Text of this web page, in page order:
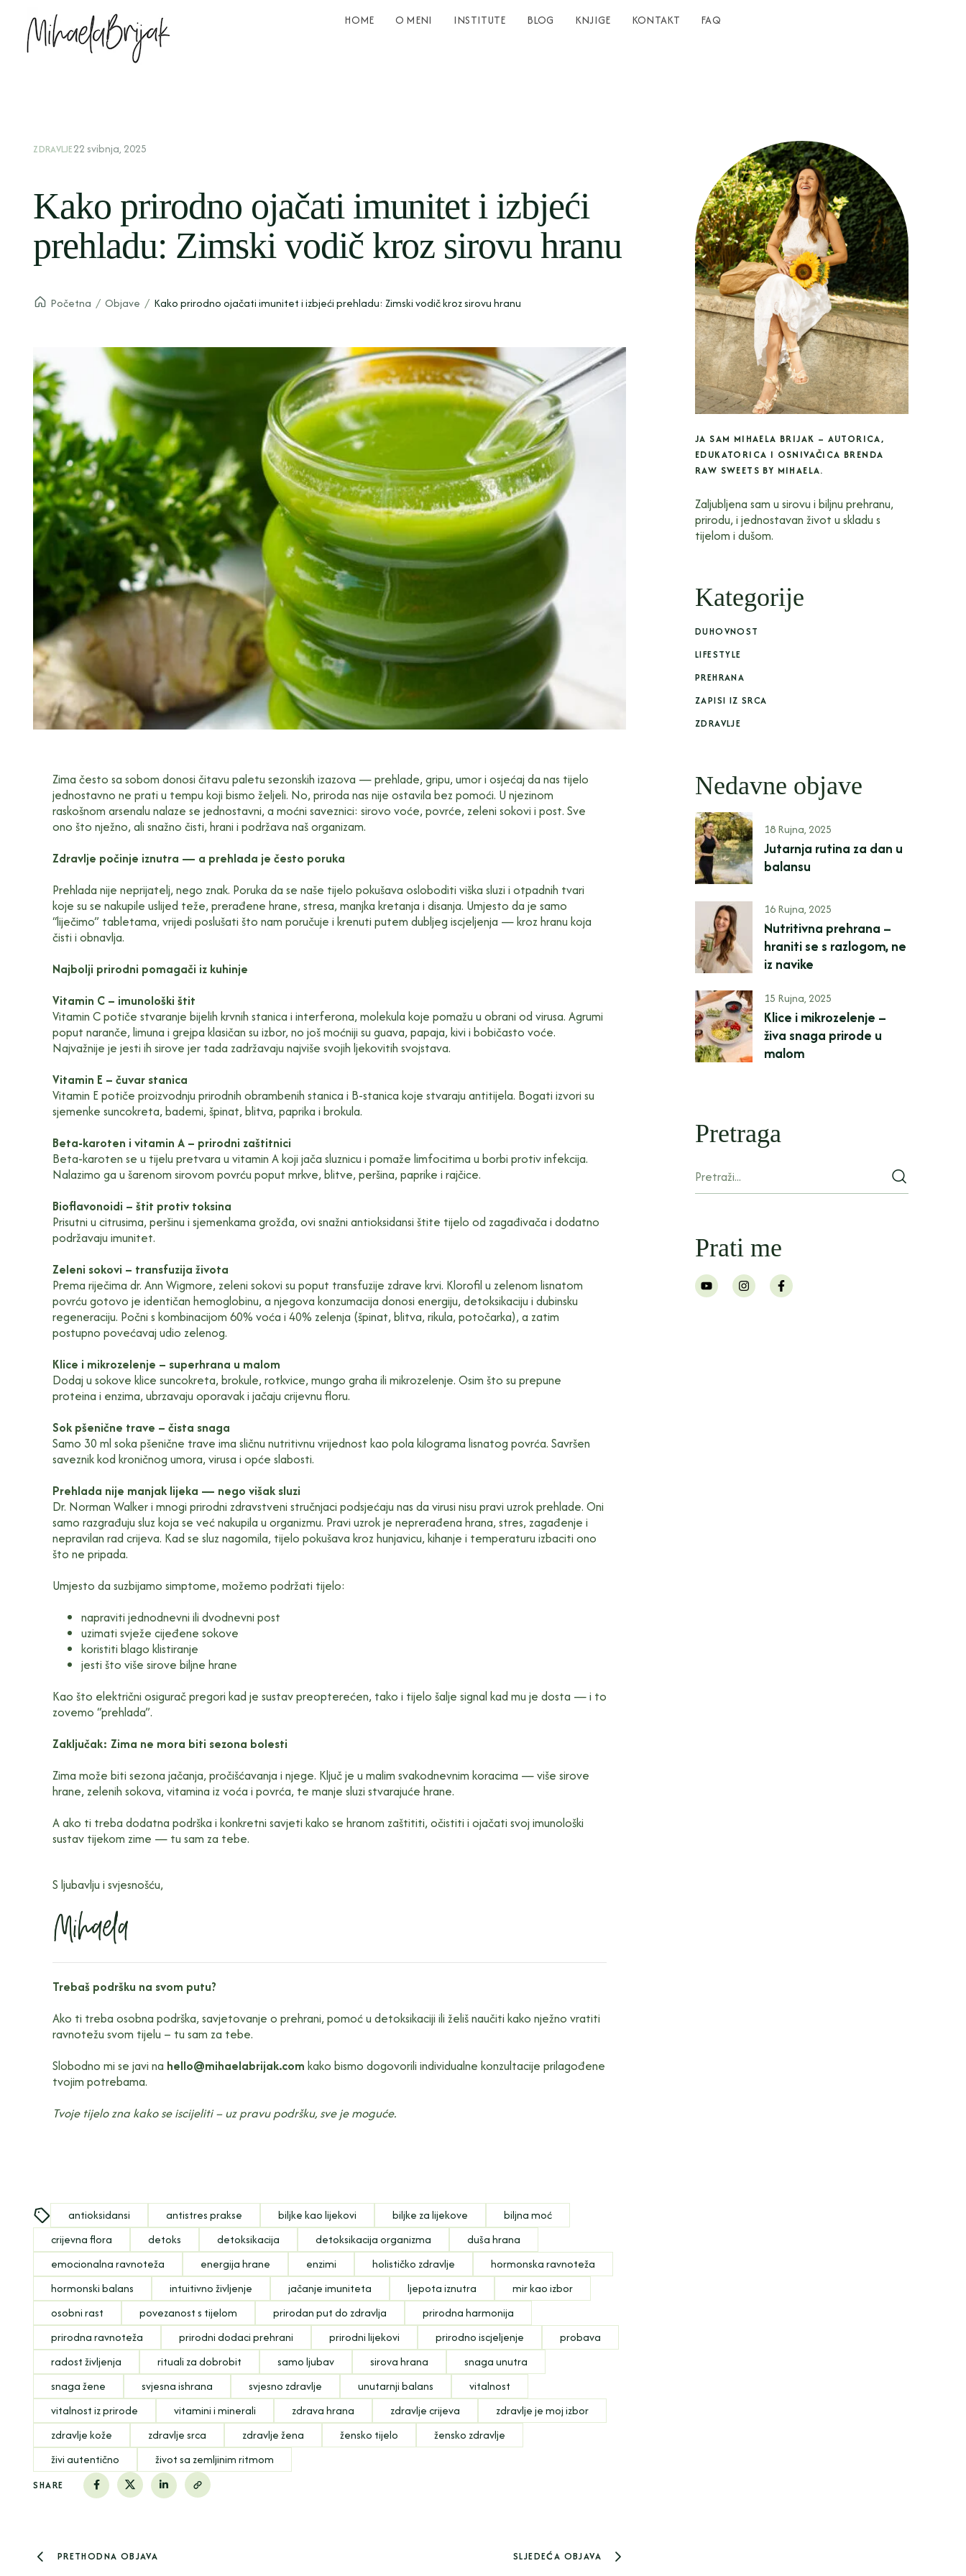
HOME O MENI INSTITUTE BLOG KNJIGE KONTAKT FAQ
ZDRAVLJE22 svibnja, 2025
Kako prirodno ojačati imunitet i izbjeći
prehladu: Zimski vodič kroz sirovu hranu
Početna / Objave / Kako prirodno ojačati imunitet i izbjeći prehladu: Zimski vodič kroz sirovu hranu
Zima često sa sobom donosi čitavu paletu sezonskih izazova — prehlade, gripu, umor i osjećaj da nas tijelo
jednostavno ne prati u tempu koji bismo željeli. No, priroda nas nije ostavila bez pomoći. U njezinom
raskošnom arsenalu nalaze se jednostavni, a moćni saveznici: sirovo voće, povrće, zeleni sokovi i post. Sve
ono što nježno, ali snažno čisti, hrani i podržava naš organizam.
Zdravlje počinje iznutra — a prehlada je često poruka
Prehlada nije neprijatelj, nego znak. Poruka da se naše tijelo pokušava osloboditi viška sluzi i otpadnih tvari
koje su se nakupile uslijed teže, prerađene hrane, stresa, manjka kretanja i disanja. Umjesto da je samo
“liječimo” tabletama, vrijedi poslušati što nam poručuje i krenuti putem dubljeg iscjeljenja — kroz hranu koja
čisti i obnavlja.
Najbolji prirodni pomagači iz kuhinje
Vitamin C – imunološki štit
Vitamin C potiče stvaranje bijelih krvnih stanica i interferona, molekula koje pomažu u obrani od virusa. Agrumi
poput naranče, limuna i grejpa klasičan su izbor, no još moćniji su guava, papaja, kivi i bobičasto voće.
Najvažnije je jesti ih sirove jer tada zadržavaju najviše svojih ljekovitih svojstava.
Vitamin E – čuvar stanica
Vitamin E potiče proizvodnju prirodnih obrambenih stanica i B-stanica koje stvaraju antitijela. Bogati izvori su
sjemenke suncokreta, bademi, špinat, blitva, paprika i brokula.
Beta-karoten i vitamin A – prirodni zaštitnici
Beta-karoten se u tijelu pretvara u vitamin A koji jača sluznicu i pomaže limfocitima u borbi protiv infekcija.
Nalazimo ga u šarenom sirovom povrću poput mrkve, blitve, peršina, paprike i rajčice.
Bioflavonoidi – štit protiv toksina
Prisutni u citrusima, peršinu i sjemenkama grožđa, ovi snažni antioksidansi štite tijelo od zagađivača i dodatno
podržavaju imunitet.
Zeleni sokovi – transfuzija života
Prema riječima dr. Ann Wigmore, zeleni sokovi su poput transfuzije zdrave krvi. Klorofil u zelenom lisnatom
povrću gotovo je identičan hemoglobinu, a njegova konzumacija donosi energiju, detoksikaciju i dubinsku
regeneraciju. Počni s kombinacijom 60% voća i 40% zelenja (špinat, blitva, rikula, potočarka), a zatim
postupno povećavaj udio zelenog.
Klice i mikrozelenje – superhrana u malom
Dodaj u sokove klice suncokreta, brokule, rotkvice, mungo graha ili mikrozelenje. Osim što su prepune
proteina i enzima, ubrzavaju oporavak i jačaju crijevnu floru.
Sok pšenične trave – čista snaga
Samo 30 ml soka pšenične trave ima sličnu nutritivnu vrijednost kao pola kilograma lisnatog povrća. Savršen
saveznik kod kroničnog umora, virusa i opće slabosti.
Prehlada nije manjak lijeka — nego višak sluzi
Dr. Norman Walker i mnogi prirodni zdravstveni stručnjaci podsjećaju nas da virusi nisu pravi uzrok prehlade. Oni
samo razgrađuju sluz koja se već nakupila u organizmu. Pravi uzrok je neprerađena hrana, stres, zagađenje i
nepravilan rad crijeva. Kad se sluz nagomila, tijelo pokušava kroz hunjavicu, kihanje i temperaturu izbaciti ono
što ne pripada.
Umjesto da suzbijamo simptome, možemo podržati tijelo:
napraviti jednodnevni ili dvodnevni post
uzimati svježe cijeđene sokove
koristiti blago klistiranje
jesti što više sirove biljne hrane
Kao što električni osigurač pregori kad je sustav preopterećen, tako i tijelo šalje signal kad mu je dosta — i to
zovemo “prehlada”.
Zaključak: Zima ne mora biti sezona bolesti
Zima može biti sezona jačanja, pročišćavanja i njege. Ključ je u malim svakodnevnim koracima — više sirove
hrane, zelenih sokova, vitamina iz voća i povrća, te manje sluzi stvarajuće hrane.
A ako ti treba dodatna podrška i konkretni savjeti kako se hranom zaštititi, očistiti i ojačati svoj imunološki
sustav tijekom zime — tu sam za tebe.
S ljubavlju i svjesnošću,
Trebaš podršku na svom putu?
Ako ti treba osobna podrška, savjetovanje o prehrani, pomoć u detoksikaciji ili želiš naučiti kako nježno vratiti
ravnotežu svom tijelu – tu sam za tebe.
Slobodno mi se javi na hello@mihaelabrijak.com kako bismo dogovorili individualne konzultacije prilagođene
tvojim potrebama.
Tvoje tijelo zna kako se iscijeliti – uz pravu podršku, sve je moguće.
antioksidansi antistres prakse biljke kao lijekovi biljke za lijekove
biljna moć
crijevna flora
detoks detoksikacija detoksikacija organizma
duša hrana
emocionalna ravnoteža
energija hrane enzimi holističko zdravlje
hormonska ravnoteža
hormonski balans
intuitivno življenje jačanje imuniteta ljepota iznutra
mir kao izbor
osobni rast
povezanost s tijelom prirodan put do zdravlja
prirodna harmonija
prirodna ravnoteža
prirodni dodaci prehrani prirodni lijekovi prirodno iscjeljenje
probava
radost življenja
rituali za dobrobit samo ljubav sirova hrana
snaga unutra
snaga žene
svjesna ishrana svjesno zdravlje unutarnji balans
vitalnost
vitalnost iz prirode
vitamini i minerali zdrava hrana zdravlje crijeva
zdravlje je moj izbor
zdravlje kože
zdravlje srca zdravlje žena žensko tijelo
žensko zdravlje
živi autentično
život sa zemljinim ritmom
SHARE
PRETHODNA OBJAVA SLJEDEĆA OBJAVA
JA SAM MIHAELA BRIJAK – AUTORICA,
EDUKATORICA I OSNIVAČICA BRENDA
RAW SWEETS BY MIHAELA.
Zaljubljena sam u sirovu i biljnu prehranu,
prirodu, i jednostavan život u skladu s
tijelom i dušom.
Kategorije
DUHOVNOST
LIFESTYLE
PREHRANA
ZAPISI IZ SRCA
ZDRAVLJE
Nedavne objave
18 Rujna, 2025
Jutarnja rutina za dan u
balansu
16 Rujna, 2025
Nutritivna prehrana –
hraniti se s razlogom, ne
iz navike
15 Rujna, 2025
Klice i mikrozelenje –
živa snaga prirode u
malom
Pretraga
Prati me